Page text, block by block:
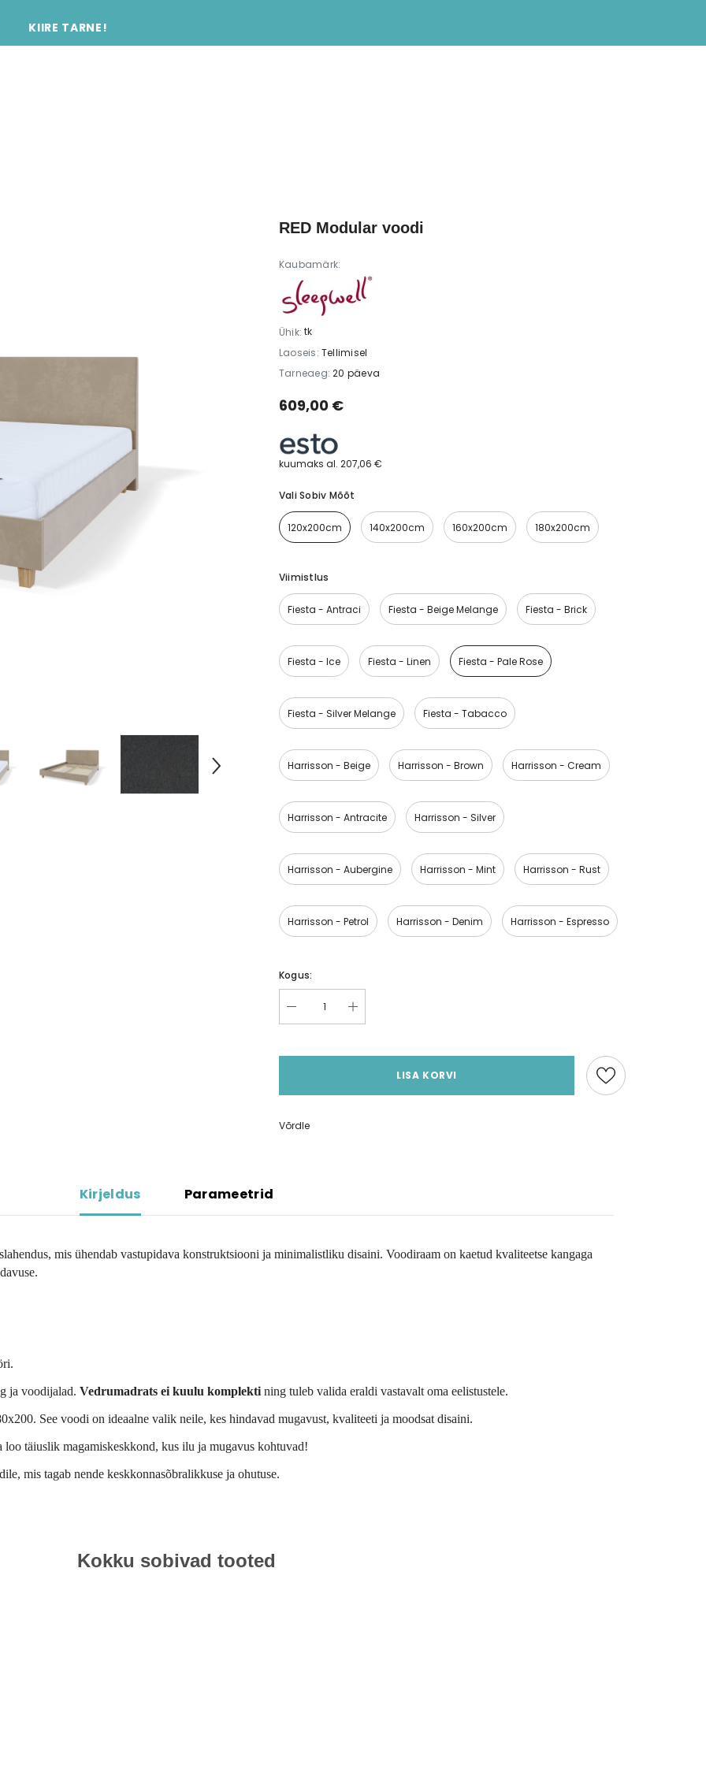
VALID TÄISPUIDU, VALID KESTVUSE.
KIIRE TARNE!
RED Modular voodi
Kaubamärk:
Ühik: tk
Laoseis: Tellimisel
Tarneaeg: 20 päeva
609,00 €
kuumaks al. 207,06 €
Vali Sobiv Mõõt
120x200cm 140x200cm 160x200cm 180x200cm
Viimistlus
Fiesta - Antraci Fiesta - Beige Melange Fiesta - Brick
Fiesta - Ice Fiesta - Linen Fiesta - Pale Rose
Fiesta - Silver Melange Fiesta - Tabacco
Harrisson - Beige Harrisson - Brown Harrisson - Cream
Harrisson - Antracite Harrisson - Silver
Harrisson - Aubergine Harrisson - Mint Harrisson - Rust
Harrisson - Petrol Harrisson - Denim Harrisson - Espresso
Kogus:
LISA KORVI
Võrdle
Kirjeldus Parameetrid
mis ühendab vastupidava konstruktsiooni ja minimalistliku disaini. Voodiraam on kaetud kvaliteetse kangaga
ja voodijalad. Vedrumadrats ei kuulu komplekti ning tuleb valida eraldi vastavalt oma eelistustele.
See voodi on ideaalne valik neile, kes hindavad mugavust, kvaliteeti ja moodsat disaini.
täiuslik magamiskeskkond, kus ilu ja mugavus kohtuvad!
mis tagab nende keskkonnasõbralikkuse ja ohutuse.
Kokku sobivad tooted